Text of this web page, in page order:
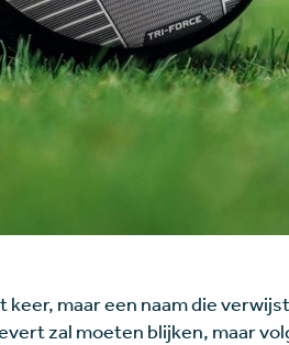
keer, maar een naam die verwijst
zal moeten blijken, maar